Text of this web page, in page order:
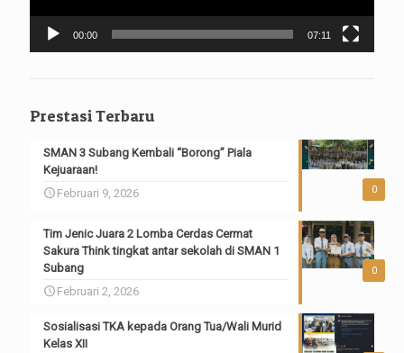
00:00 07:11
Prestasi Terbaru
0
SMAN 3 Subang Kembali “Borong” Piala
Kejuaraan!
Februari 9, 2026
0
Tim Jenic Juara 2 Lomba Cerdas Cermat
Sakura Think tingkat antar sekolah di SMAN 1
Subang
Februari 2, 2026
Sosialisasi TKA kepada Orang Tua/Wali Murid
Kelas XII